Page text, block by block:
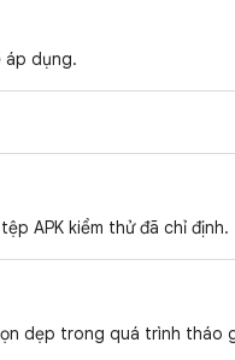
áp dụng.
APK kiểm thử đã chỉ định.
dẹp trong quá trình tháo